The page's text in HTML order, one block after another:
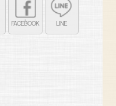
FACEBOOK LINE